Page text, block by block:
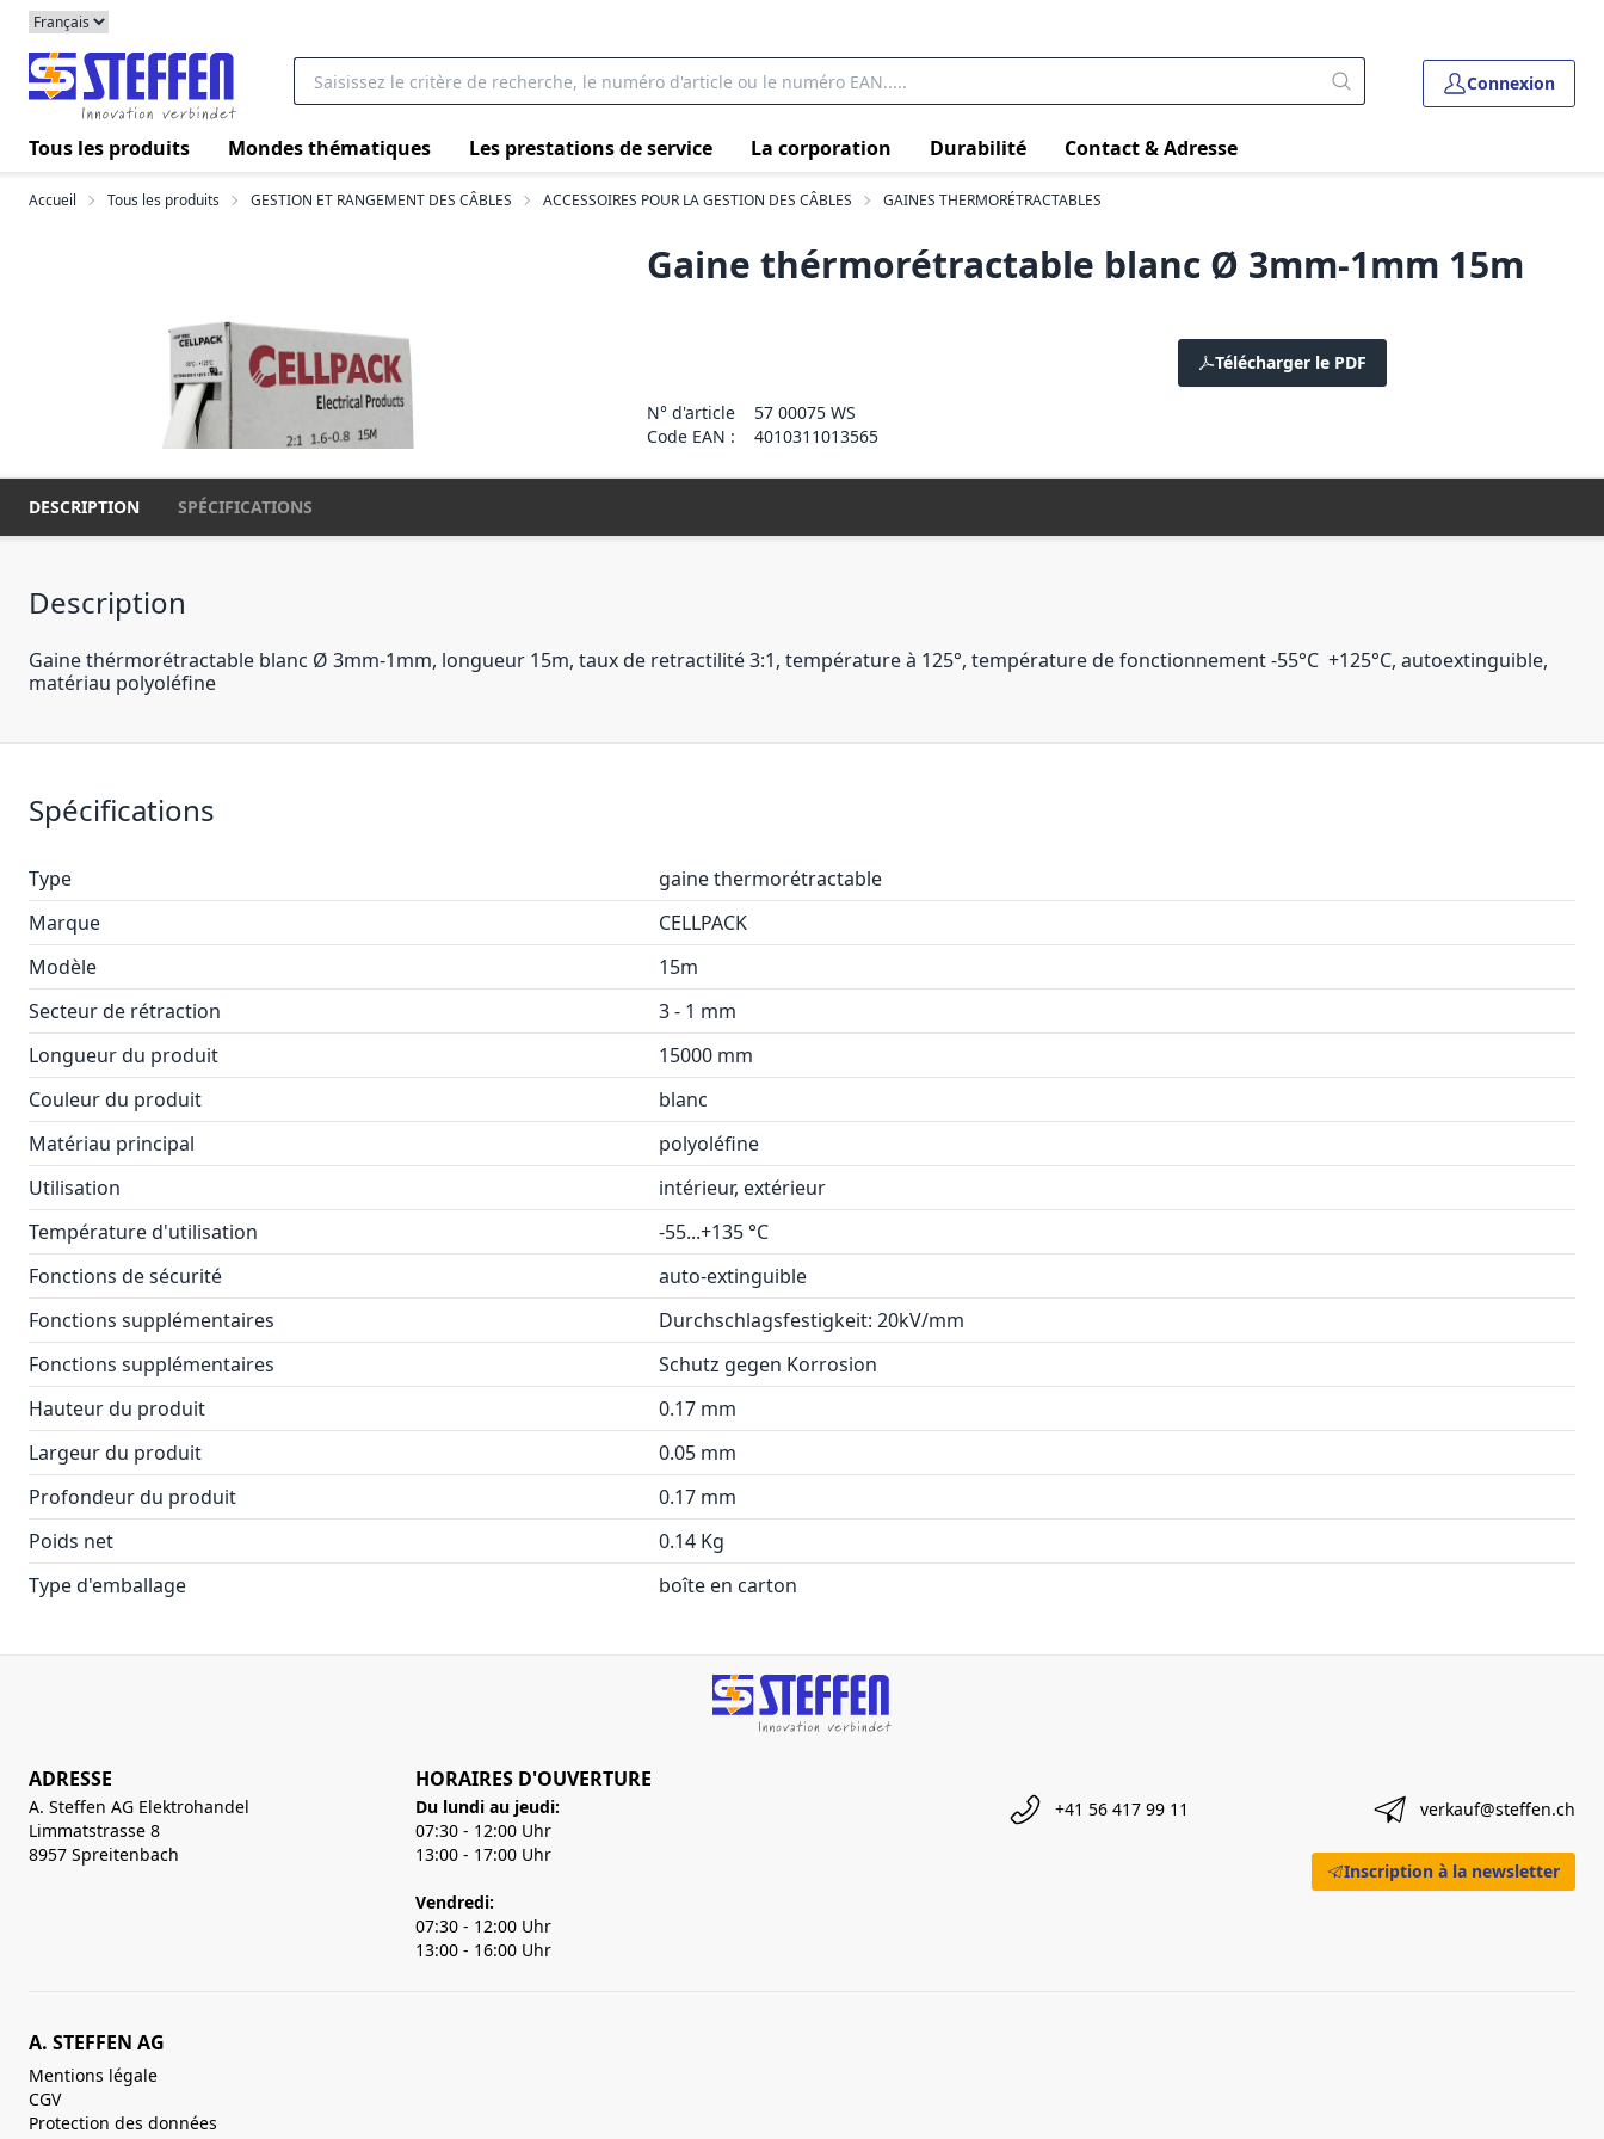
Connexion
Tous les produits Mondes thématiques Les prestations de service La corporation Durabilité Contact & Adresse
Accueil Tous les produits GESTION ET RANGEMENT DES CÂBLES ACCESSOIRES POUR LA GESTION DES CÂBLES GAINES THERMORÉTRACTABLES
Gaine thérmorétractable blanc Ø 3mm-1mm 15m
Télécharger le PDF
N° d'article
57 00075 WS
Code EAN :
4010311013565
DESCRIPTION SPÉCIFICATIONS
Description
Gaine thérmorétractable blanc Ø 3mm-1mm, longueur 15m, taux de retractilité 3:1, température à 125°, température de fonctionnement -55°C  +125°C, autoextinguible,
matériau polyoléfine
Spécifications
Type
gaine thermorétractable
Marque
CELLPACK
Modèle
15m
Secteur de rétraction
3 - 1 mm
Longueur du produit
15000 mm
Couleur du produit
blanc
Matériau principal
polyoléfine
Utilisation
intérieur, extérieur
Température d'utilisation
-55...+135 °C
Fonctions de sécurité
auto-extinguible
Fonctions supplémentaires
Durchschlagsfestigkeit: 20kV/mm
Fonctions supplémentaires
Schutz gegen Korrosion
Hauteur du produit
0.17 mm
Largeur du produit
0.05 mm
Profondeur du produit
0.17 mm
Poids net
0.14 Kg
Type d'emballage
boîte en carton
ADRESSE
A. Steffen AG Elektrohandel
Limmatstrasse 8
8957 Spreitenbach
HORAIRES D'OUVERTURE
Du lundi au jeudi:
07:30 - 12:00 Uhr
13:00 - 17:00 Uhr
Vendredi:
07:30 - 12:00 Uhr
13:00 - 16:00 Uhr
+41 56 417 99 11 verkauf@steffen.ch
Inscription à la newsletter
A. STEFFEN AG
Mentions légale
CGV
Protection des données